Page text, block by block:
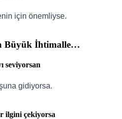
için önemliyse.
Büyük İhtimalle…
seviyorsan
gidiyorsa.
ilgini çekiyorsa